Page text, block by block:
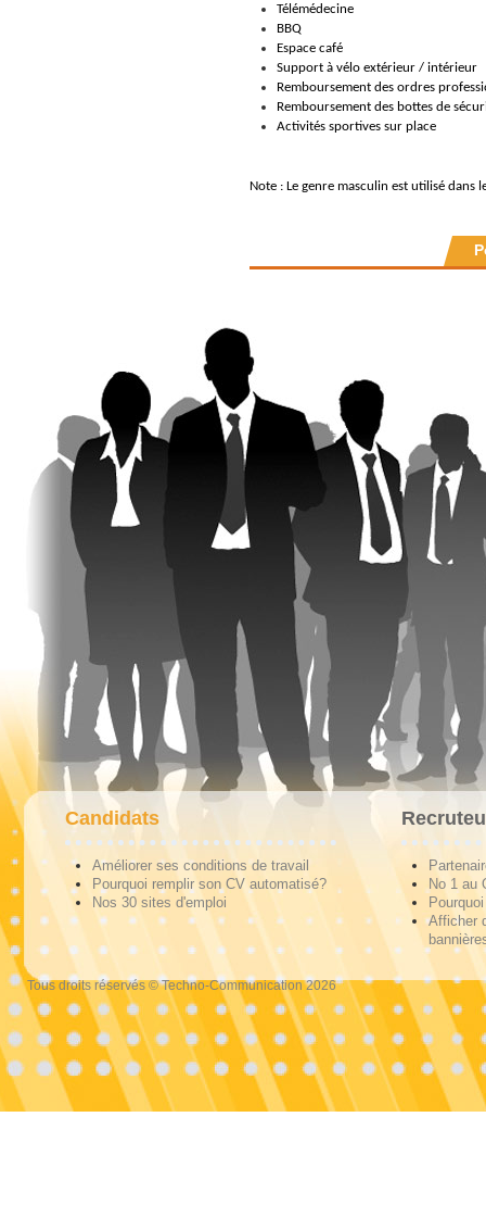
Télémédecine
BBQ
Espace café
Support à vélo extérieur / intérieur
Remboursement des ordres
Remboursement des bottes de
Activités sportives sur place
Note : Le genre masculin est utilisé
Candidats
Améliorer ses conditions de travail
Pourquoi remplir son CV automatisé?
Nos 30 sites d'emploi
No 1 au
Afficher
Tous droits réservés © Techno-Communication 2026